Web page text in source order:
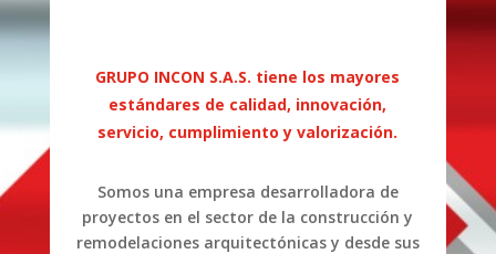
GRUPO INCON S.A.S. tiene los mayores
estándares de calidad, innovación,
servicio, cumplimiento y valorización.
Somos una empresa desarrolladora de
proyectos en el sector de la construcción y
remodelaciones arquitectónicas y desde sus